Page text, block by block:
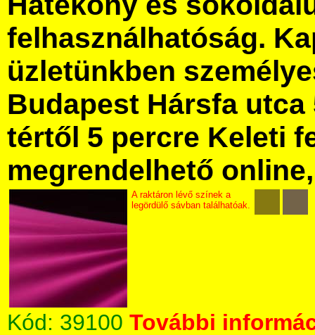
felhasználhatóság.
üzletünkben
Budapest Hársfa utca
tértől 5 percre Keleti
megrendelhető
A raktáron lévő színek a
legördülő sávban találhatóak.
Kód: 39100 További